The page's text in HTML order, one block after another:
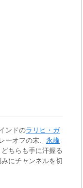
ンドのラリヒ・ガ
ーオフの末、 永峰
ちらも手に汗握る
にチャンネルを切